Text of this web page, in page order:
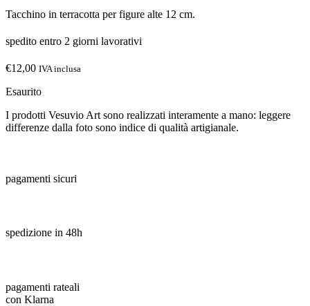
Tacchino in terracotta per figure alte 12 cm.
spedito entro 2 giorni lavorativi
€12,00 IVA inclusa
Esaurito
I prodotti Vesuvio Art sono realizzati interamente a mano: leggere
differenze dalla foto sono indice di qualità artigianale.
pagamenti sicuri
spedizione in 48h
pagamenti rateali
con Klarna